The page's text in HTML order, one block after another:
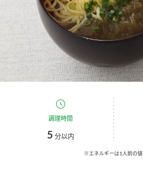
みりん風・料理酒
つゆ
スープ
ブランド・スペシャルサイト トップ
商品ブランドサイト
Fibee（ファイビー）
くらしプラ酢
お酢ドリンク
企業情報
国内事業概要
企業理念
ミツカンの歴史
ミツカンを知る
環境への取り組み
調理時間
5 分以内
※エネルギーは1人前の値